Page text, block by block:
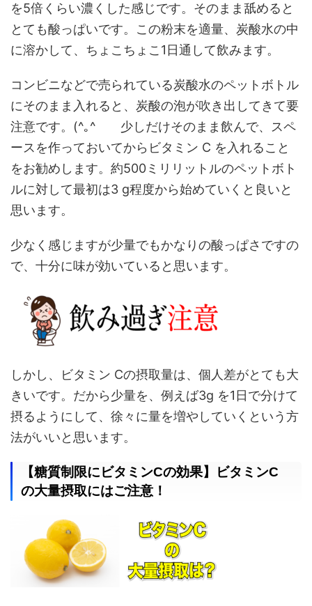
を5倍くらい濃くした感じです。そのまま舐めると
とても酸っぱいです。この粉末を適量、炭酸水の中
に溶かして、ちょこちょこ1日通して飲みます。
コンビニなどで売られている炭酸水のペットボトル
にそのまま入れると、炭酸の泡が吹き出してきて要
注意です。(^｡^ 少しだけそのまま飲んで、スペ
ースを作っておいてからビタミン C を入れること
をお勧めします。約500ミリリットルのペットボト
ルに対して最初は3 g程度から始めていくと良いと
思います。
少なく感じますが少量でもかなりの酸っぱさですの
で、十分に味が効いていると思います。
しかし、ビタミン Cの摂取量は、個人差がとても大
きいです。だから少量を、例えば3g を1日で分けて
摂るようにして、徐々に量を増やしていくという方
法がいいと思います。
【糖質制限にビタミンCの効果】ビタミンC
の大量摂取にはご注意！